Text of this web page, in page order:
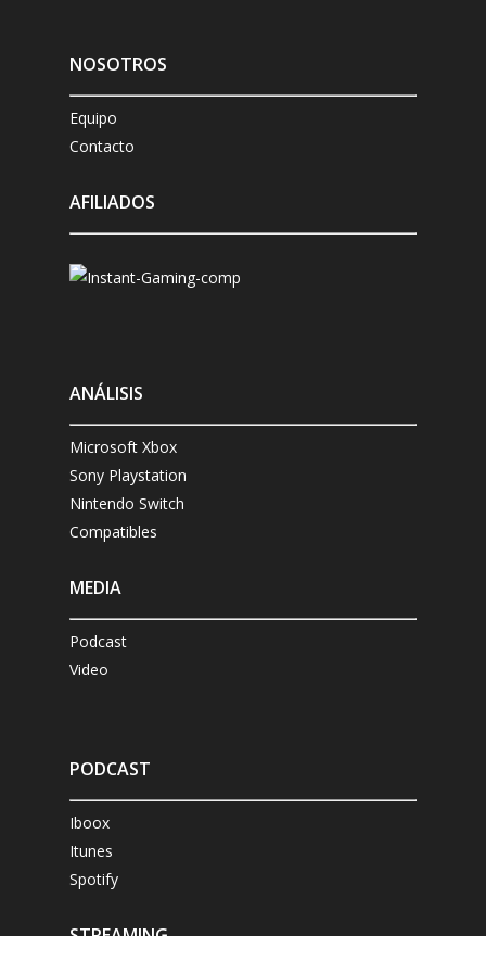
NOSOTROS
Equipo
Contacto
AFILIADOS
ANÁLISIS
Microsoft Xbox
Sony Playstation
Nintendo Switch
Compatibles
MEDIA
Podcast
Video
PODCAST
Iboox
Itunes
Spotify
STREAMING